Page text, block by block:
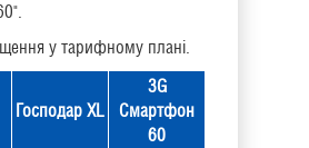
у тарифному планi.
Господар XL
3G
Смартфон
60